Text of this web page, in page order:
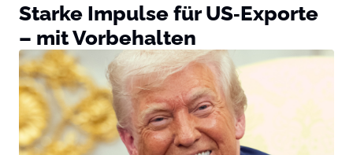
Starke Impulse für US‑Exporte
– mit Vorbehalten